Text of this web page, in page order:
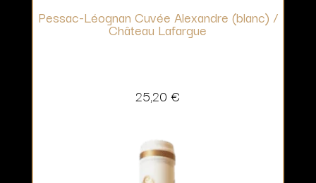
Pessac-Léognan Cuvée Alexandre (blanc) /
Château Lafargue
25,20 €